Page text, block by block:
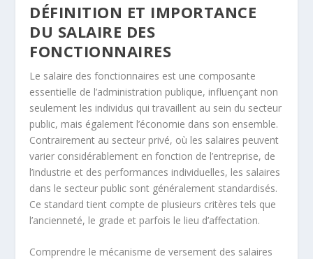
DÉFINITION ET IMPORTANCE
DU SALAIRE DES
FONCTIONNAIRES
Le salaire des fonctionnaires est une composante
essentielle de l’administration publique, influençant non
seulement les individus qui travaillent au sein du secteur
public, mais également l’économie dans son ensemble.
Contrairement au secteur privé, où les salaires peuvent
varier considérablement en fonction de l’entreprise, de
l’industrie et des performances individuelles, les salaires
dans le secteur public sont généralement standardisés.
Ce standard tient compte de plusieurs critères tels que
l’ancienneté, le grade et parfois le lieu d’affectation.
Comprendre le mécanisme de versement des salaires